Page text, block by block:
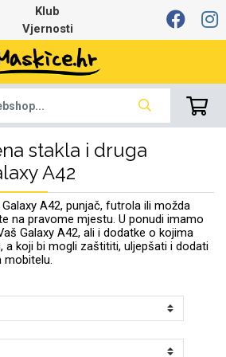
Klub
Vjernosti
stakla i druga
A42
A42, punjač, futrola ili možda
na pravome mjestu. U ponudi imamo
Galaxy A42, ali i dodatke o kojima
a koji bi mogli zaštititi, uljepšati i dodati
mobitelu.
Stolne lampe
Šarene maskice
Proljetna kolekcija
8.0 - 9.0 inča
Oprema za Lenovo
tablet
Samsung
Držači za auto
Bežični punjači
Bluetooth slušalice
Memorije i
memorijske kartice
Tipkovnice i miševi
Punjači za laptope
Hladnjaci za laptop
Razno